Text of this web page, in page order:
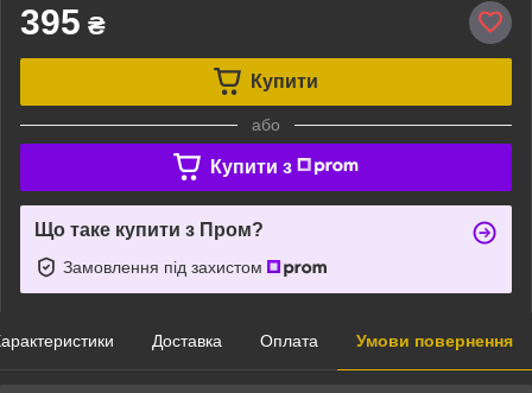
395 ₴
Купити
або
Купити з
Що таке купити з Пром?
Замовлення під захистом
Доставка Оплата Умови повернення